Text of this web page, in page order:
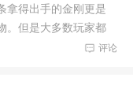
拿得出手的金刚更是
。但是大多数玩家都
评论